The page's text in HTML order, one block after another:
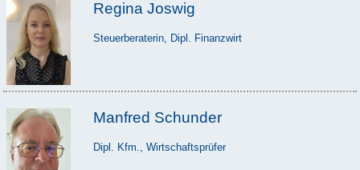
Regina Joswig
Steuerberaterin, Dipl. Finanzwirt
Manfred Schunder
Dipl. Kfm., Wirtschaftsprüfer